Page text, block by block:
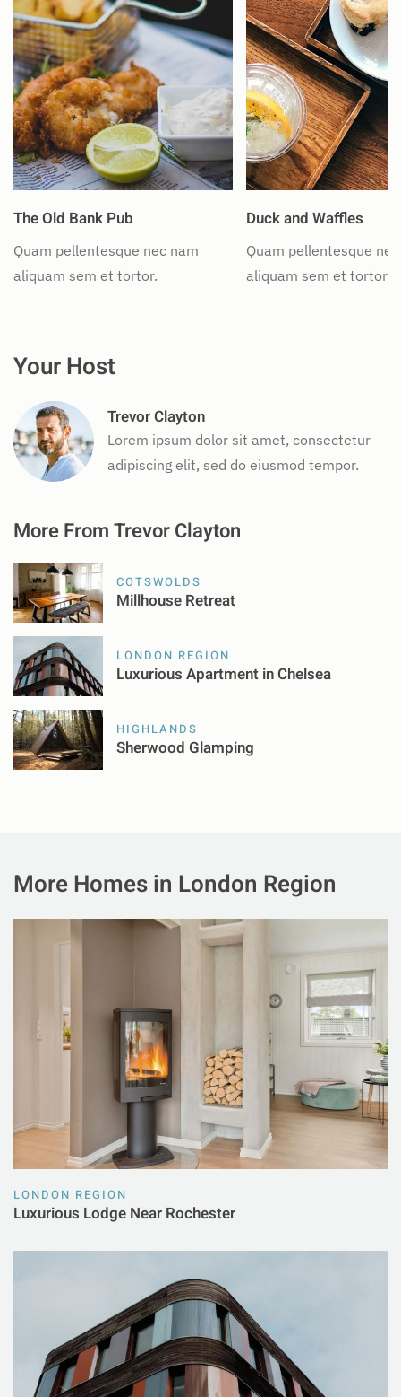
The Old Bank Pub
Quam pellentesque nec nam
aliquam sem et tortor.
Duck and Waffles
Quam pellentesque
aliquam sem et tortor.
Your Host
Trevor Clayton
Lorem ipsum dolor sit amet, consectetur
adipiscing elit, sed do eiusmod tempor.
More From Trevor Clayton
COTSWOLDS
Millhouse Retreat
LONDON REGION
Luxurious Apartment in Chelsea
HIGHLANDS
Sherwood Glamping
More Homes in London Region
LONDON REGION
Luxurious Lodge Near Rochester